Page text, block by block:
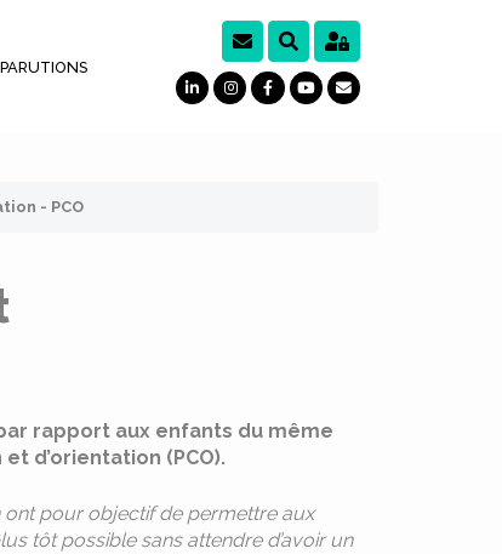
- PCO
rapport aux enfants du même
d’orientation (PCO).
ont pour objectif de permettre aux
tôt possible sans attendre d’avoir un